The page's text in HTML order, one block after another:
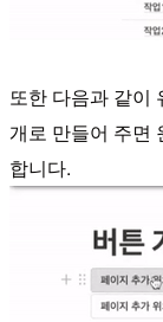
또한 다음과 같이
개로 만들어 주면
합니다.